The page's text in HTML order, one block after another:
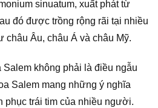
sinuatum, xuất phát từ
đó được trồng rộng rãi tại nhiều
châu Âu, châu Á và châu Mỹ.
không phải là điều ngẫu
Salem mang những ý nghĩa
phục trái tim của nhiều người.